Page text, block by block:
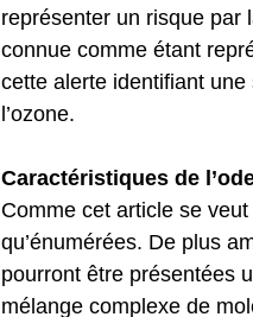
représenter un risque par
connue comme étant
cette alerte identifiant
l’ozone.
Caractéristiques de
Comme cet article se
qu’énumérées. De plus
pourront être présentées
mélange complexe de